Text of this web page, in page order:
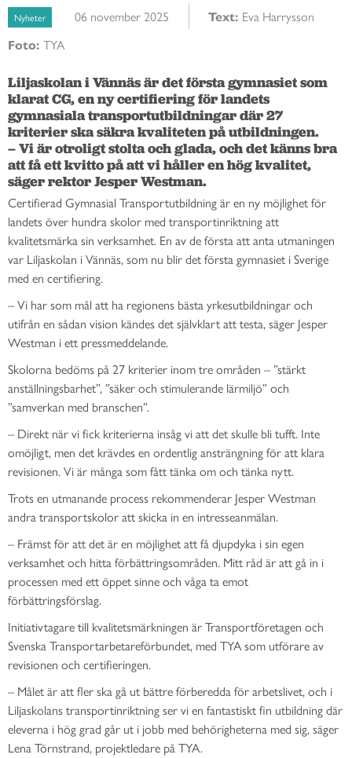
Nyheter 06 november 2025 Text: Eva Harrysson
Foto: TYA
Liljaskolan i Vännäs är det första gymnasiet som
klarat CG, en ny certifiering för landets
gymnasiala transportutbildningar där 27
kriterier ska säkra kvaliteten på utbildningen.
– Vi är otroligt stolta och glada, och det känns bra
att få ett kvitto på att vi håller en hög kvalitet,
Certifierad Gymnasial Transportutbildning är en ny möjlighet för
landets över hundra skolor med transportinriktning att
kvalitetsmärka sin verksamhet. En av de första att anta utmaningen
var Liljaskolan i Vännäs, som nu blir det första gymnasiet i Sverige
med en certifiering.
– Vi har som mål att ha regionens bästa yrkesutbildningar och
utifrån en sådan vision kändes det självklart att testa, säger Jesper
Westman i ett pressmeddelande.
Skolorna bedöms på 27 kriterier inom tre områden – ”stärkt
anställningsbarhet”, ”säker och stimulerande lärmiljö” och
”samverkan med branschen”.
– Direkt när vi fick kriterierna insåg vi att det skulle bli tufft. Inte
omöjligt, men det krävdes en ordentlig ansträngning för att klara
revisionen. Vi är många som fått tänka om och tänka nytt.
Trots en utmanande process rekommenderar Jesper Westman
andra transportskolor att skicka in en intresseanmälan.
– Främst för att det är en möjlighet att få djupdyka i sin egen
verksamhet och hitta förbättringsområden. Mitt råd är att gå in i
processen med ett öppet sinne och våga ta emot
förbättringsförslag.
Initiativtagare till kvalitetsmärkningen är Transportföretagen och
Svenska Transportarbetareförbundet, med TYA som utförare av
revisionen och certifieringen.
– Målet är att fler ska gå ut bättre förberedda för arbetslivet, och i
Liljaskolans transportinriktning ser vi en fantastiskt fin utbildning där
eleverna i hög grad går ut i jobb med behörigheterna med sig, säger
Lena Törnstrand, projektledare på TYA.